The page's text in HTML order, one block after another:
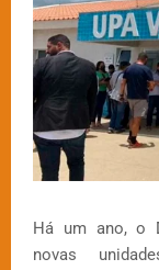
Há um ano, o
novas